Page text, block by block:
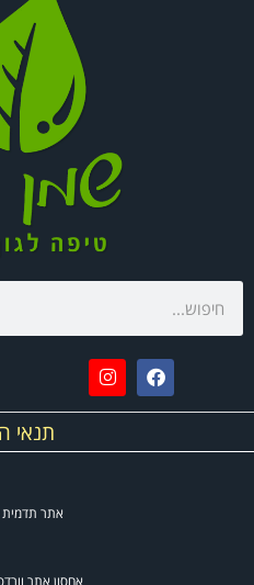
תנאי
אתר
אחסון אתר